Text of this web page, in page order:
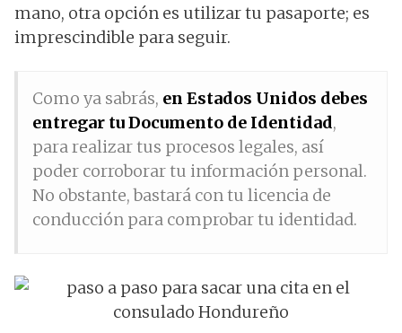
mano, otra opción es utilizar tu pasaporte; es
imprescindible para seguir.
Como ya sabrás, en Estados Unidos debes
entregar tuDocumento de Identidad,
para realizar tus procesos legales, así
poder corroborar tu información personal.
No obstante, bastará con tu licencia de
conducción para comprobar tu identidad.